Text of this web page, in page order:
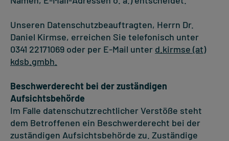
Unseren Datenschutzbeauftragten, Herrn Dr.
Daniel Kirmse, erreichen Sie telefonisch unter
0341 22171069 oder per E-Mail unter d.kirmse (at)
kdsb.gmbh.
Beschwerderecht bei der zuständigen
Aufsichtsbehörde
Im Falle datenschutzrechtlicher Verstöße steht
dem Betroffenen ein Beschwerderecht bei der
zuständigen Aufsichtsbehörde zu. Zuständige